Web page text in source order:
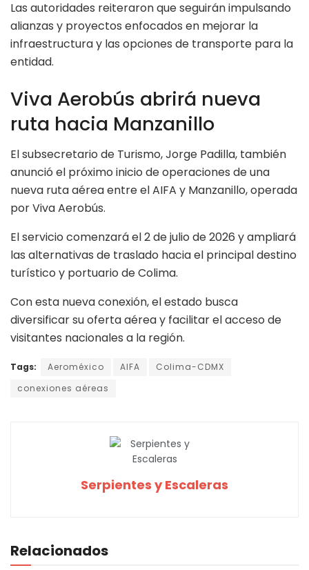
Las autoridades reiteraron que seguirán impulsando
alianzas y proyectos enfocados en mejorar la
infraestructura y las opciones de transporte para la
entidad.
Viva Aerobús abrirá nueva
ruta hacia Manzanillo
El subsecretario de Turismo, Jorge Padilla, también
anunció el próximo inicio de operaciones de una
nueva ruta aérea entre el AIFA y Manzanillo, operada
por Viva Aerobús.
El servicio comenzará el 2 de julio de 2026 y ampliará
las alternativas de traslado hacia el principal destino
turístico y portuario de Colima.
Con esta nueva conexión, el estado busca
diversificar su oferta aérea y facilitar el acceso de
visitantes nacionales a la región.
Tags: Aeroméxico AIFA
Colima-CDMX
conexiones aéreas
Serpientes y Escaleras
Relacionados